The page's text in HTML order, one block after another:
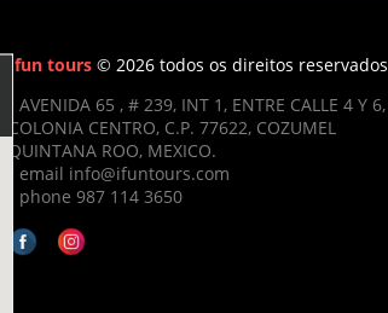
Ifun tours © 2026 todos os direitos reservados
- AVENIDA 65 , # 239, INT 1, ENTRE CALLE 4 Y 6,
COLONIA CENTRO, C.P. 77622, COZUMEL
QUINTANA ROO, MEXICO.
- email info@ifuntours.com
- phone 987 114 3650